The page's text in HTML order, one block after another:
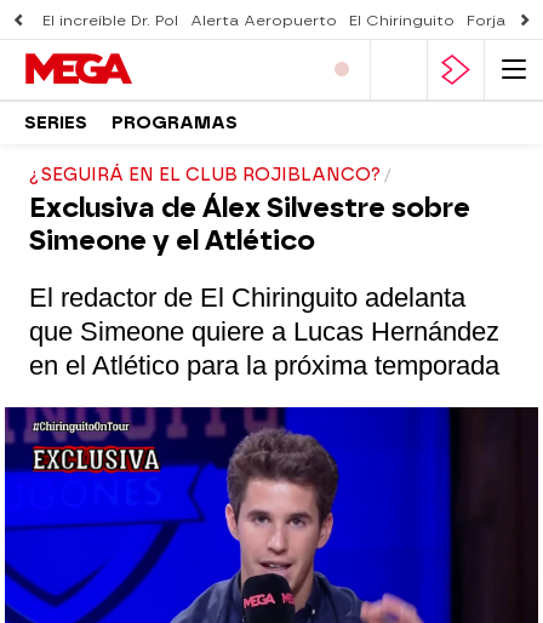
El increíble Dr. Pol Alerta Aeropuerto El Chiringuito Forjado
SERIES PROGRAMAS
¿SEGUIRÁ EN EL CLUB ROJIBLANCO?
Exclusiva de Álex Silvestre sobre
Simeone y el Atlético
El redactor de El Chiringuito adelanta
que Simeone quiere a Lucas Hernández
en el Atlético para la próxima temporada
El Chiringuito
Madrid